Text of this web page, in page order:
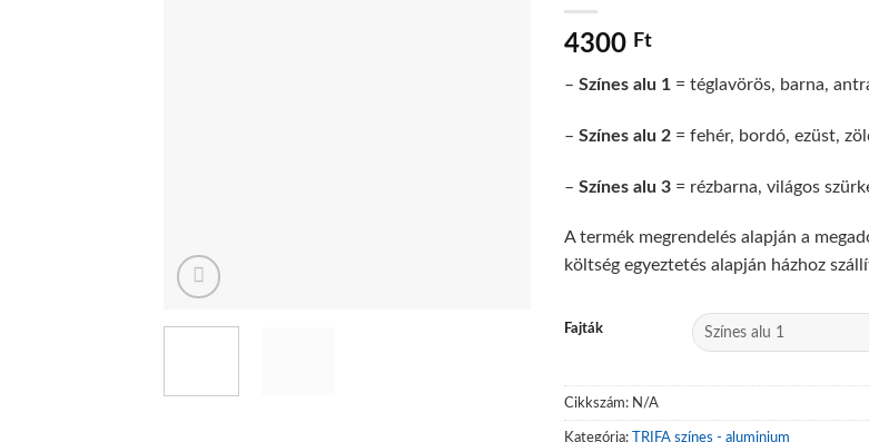
4300 Ft
– Színes alu 1 = téglavörös, barna,
– Színes alu 2 = fehér, bordó, ezüst,
– Színes alu 3 = rézbarna, világos
A termék megrendelés alapján a
költség egyeztetés alapján házhoz
Fajták
Cikkszám: N/A
Kategória: TRIFA színes - aluminium